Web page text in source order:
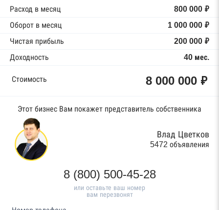
Расход в месяц
800 000 ₽
Оборот в месяц
1 000 000 ₽
Чистая прибыль
200 000 ₽
Доходность
40 мес.
Стоимость 8 000 000 ₽
Этот бизнес Вам покажет представитель собственника
Влад Цветков
5472 объявления
8 (800) 500-45-28
или оставьте ваш номер
вам перезвонят